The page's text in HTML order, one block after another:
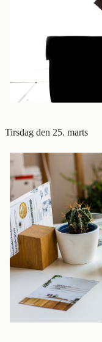
Tirsdag den 25. marts